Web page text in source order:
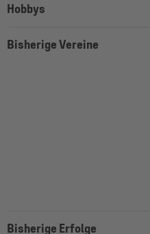
Hobbys
Bisherige Vereine
Bisherige Erfolge